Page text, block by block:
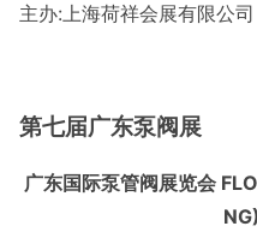
主办:上海荷祥会展有限公司
第七届广东泵阀展
广东国际泵管阀展览会